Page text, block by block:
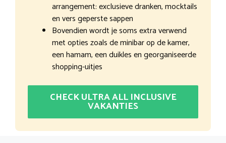
arrangement: exclusieve dranken, mocktails
en vers geperste sappen
Bovendien wordt je soms extra verwend
met opties zoals de minibar op de kamer,
een hamam, een duikles en georganiseerde
shopping-uitjes
CHECK ULTRA ALL INCLUSIVE
VAKANTIES